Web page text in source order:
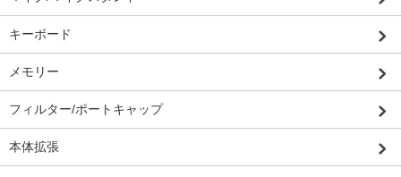
キーボード
メモリー
フィルター/ポートキャップ
本体拡張